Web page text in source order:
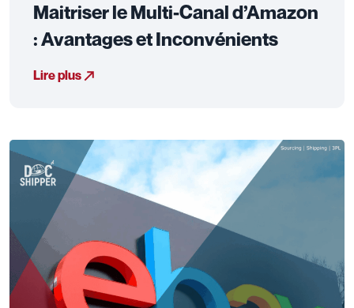
Maitriser le Multi-Canal d’Amazon
: Avantages et Inconvénients
Lire plus